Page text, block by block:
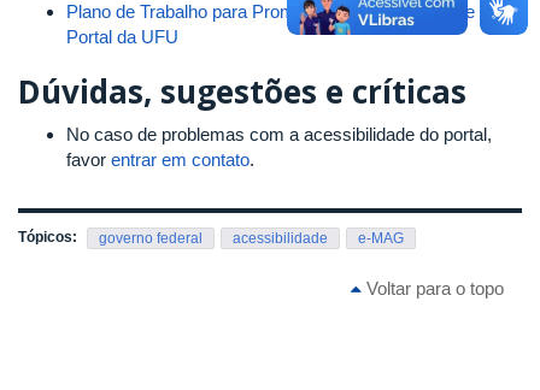
Plano de Trabalho para Promoção da Acessibilidade no
Portal da UFU
Dúvidas, sugestões e críticas
No caso de problemas com a acessibilidade do portal,
favor entrar em contato.
Tópicos: governo federal acessibilidade e-MAG
Voltar para o topo